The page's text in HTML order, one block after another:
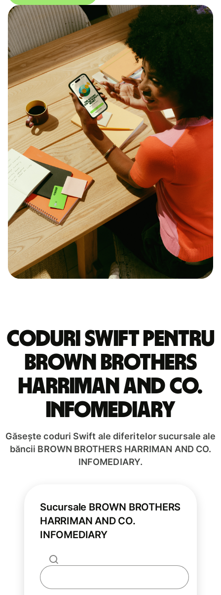
Coduri Swift pentru
BROWN BROTHERS
HARRIMAN AND CO.
INFOMEDIARY
Găsește coduri Swift ale diferitelor sucursale ale
băncii BROWN BROTHERS HARRIMAN AND CO.
INFOMEDIARY.
Sucursale BROWN BROTHERS
HARRIMAN AND CO.
INFOMEDIARY